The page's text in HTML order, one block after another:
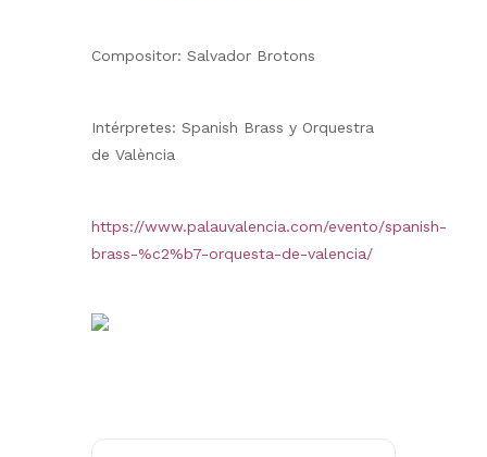
Compositor: Salvador Brotons
Intérpretes: Spanish Brass y Orquestra
de València
https://www.palauvalencia.com/evento/spanish-
brass-%c2%b7-orquesta-de-valencia/